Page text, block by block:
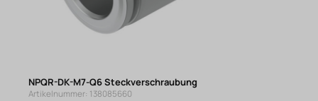
NPQR-DK-M7-Q6 Steckverschraubung
Artikelnummer: 138085660